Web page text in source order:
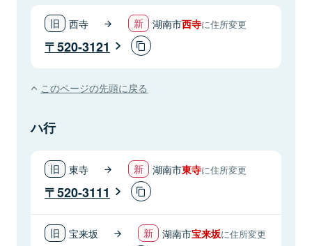
西寺 湖南市西寺に住所変更
520-3121
このページの先頭に戻る
ハ行
東寺 湖南市東寺に住所変更
520-3111
宝来坂 湖南市宝来坂に住所変更